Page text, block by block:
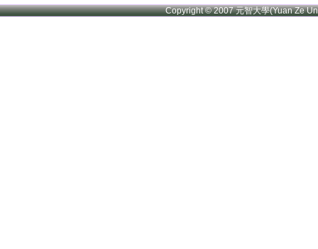
Copyright © 2007 元智大學(Yuan Ze